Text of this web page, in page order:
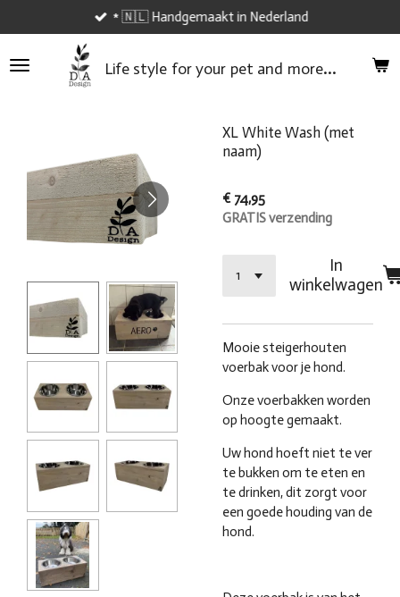
direct
naar
de
Life style for your pet and more...
* 🇳🇱 Handgemaakt in Nederland
XL White Wash (met
naam)
€ 74,95
GRATIS verzending
In
winkelwagen
Mooie steigerhouten
voerbak voor je hond.
Onze voerbakken worden
op hoogte gemaakt.
Uw hond hoeft niet te ver
te bukken om te eten en
te drinken, dit zorgt voor
een goede houding van de
hond.